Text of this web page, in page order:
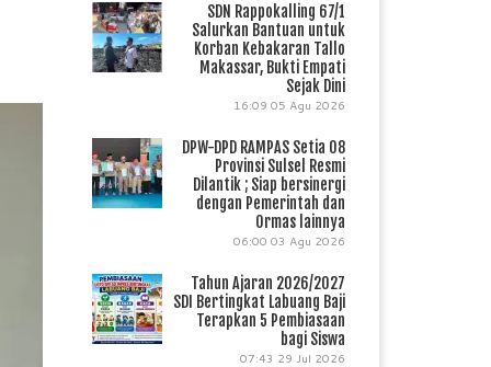
SDN Rappokalling 67/1
Salurkan Bantuan untuk
Korban Kebakaran Tallo
Makassar, Bukti Empati
Sejak Dini
16:09 05 Agu 2026
DPW-DPD RAMPAS Setia 08
Provinsi Sulsel Resmi
Dilantik ; Siap bersinergi
dengan Pemerintah dan
Ormas lainnya
06:00 03 Agu 2026
Tahun Ajaran 2026/2027
SDI Bertingkat Labuang Baji
Terapkan 5 Pembiasaan
bagi Siswa
07:43 29 Jul 2026